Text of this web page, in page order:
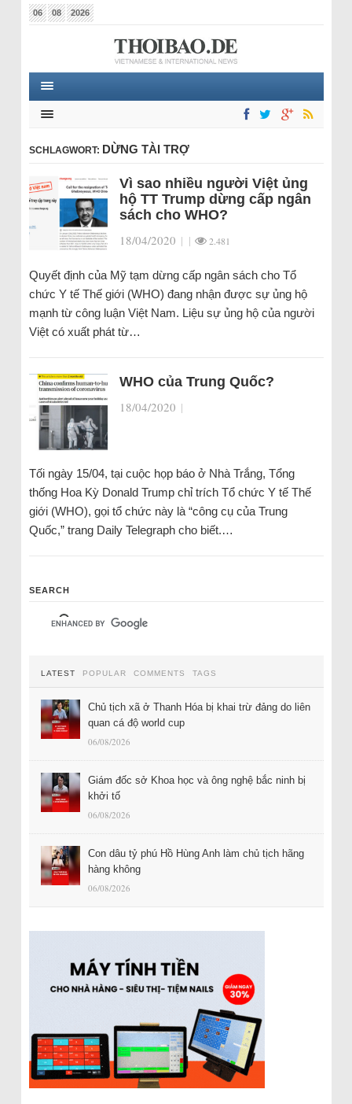
06 08 2026
SCHLAGWORT: DỪNG TÀI TRỢ
Vì sao nhiều người Việt ủng
hộ TT Trump dừng cấp ngân
sách cho WHO?
18/04/2020 | | 2.481
Quyết định của Mỹ tạm dừng cấp ngân sách cho Tổ
chức Y tế Thế giới (WHO) đang nhận được sự ủng hộ
mạnh từ công luận Việt Nam. Liệu sự ủng hộ của người
Việt có xuất phát từ…
WHO của Trung Quốc?
18/04/2020 |
Tối ngày 15/04, tại cuộc họp báo ở Nhà Trắng, Tổng
thống Hoa Kỳ Donald Trump chỉ trích Tổ chức Y tế Thế
giới (WHO), gọi tổ chức này là “công cụ của Trung
Quốc,” trang Daily Telegraph cho biết.…
SEARCH
LATEST POPULAR COMMENTS TAGS
Chủ tịch xã ở Thanh Hóa bị khai trừ đảng do liên
quan cá độ world cup
06/08/2026
Giám đốc sở Khoa học và ông nghệ bắc ninh bị
khởi tố
06/08/2026
Con dâu tỷ phú Hồ Hùng Anh làm chủ tịch hãng
hàng không
06/08/2026